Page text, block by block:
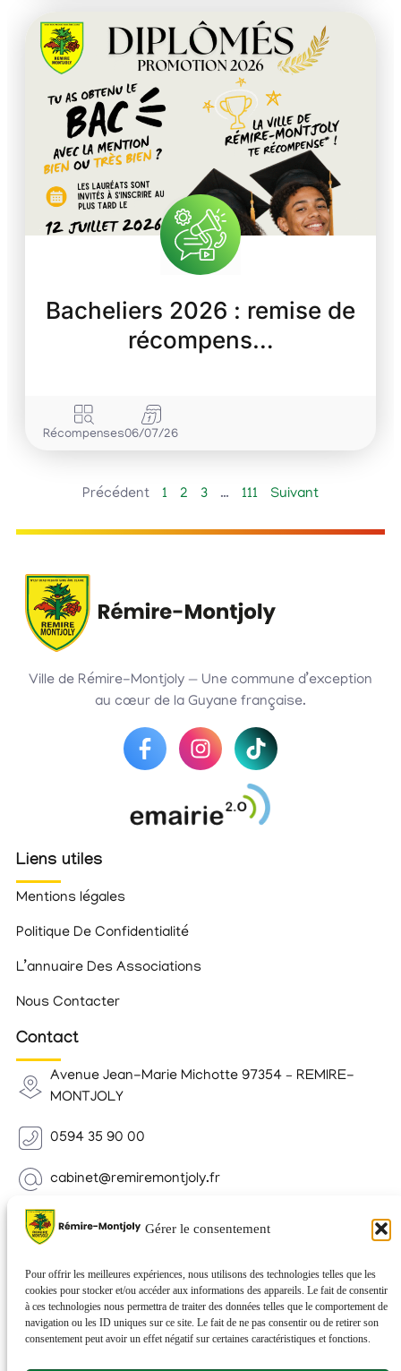
Gérer le consentement
Pour offrir les meilleures expériences, nous utilisons des technologies telles que les
cookies pour stocker et/ou accéder aux informations des appareils. Le fait de consentir
à ces technologies nous permettra de traiter des données telles que le comportement de
navigation ou les ID uniques sur ce site. Le fait de ne pas consentir ou de retirer son
consentement peut avoir un effet négatif sur certaines caractéristiques et fonctions.
Bacheliers 2026 : remise de
récompens…
Récompenses06/07/26
Précédent 1 2 3 … 111 Suivant
Ville de Rémire-Montjoly — Une commune d’exception
au cœur de la Guyane française.
Liens utiles
Mentions légales
Politique De Confidentialité
L’annuaire Des Associations
Nous Contacter
Contact
Avenue Jean-Marie Michotte 97354 – REMIRE-
MONTJOLY
0594 35 90 00
cabinet@remiremontjoly.fr
Newsletter
nouvelles de votre commune.